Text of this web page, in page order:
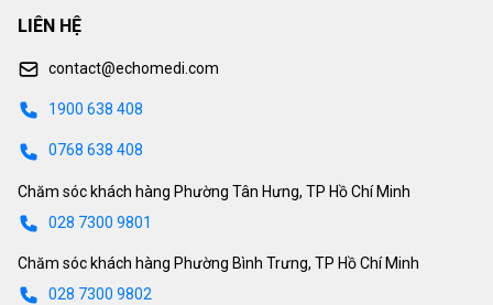
LIÊN HỆ
contact@echomedi.com
1900 638 408
0768 638 408
Chăm sóc khách hàng Phường Tân Hưng, TP Hồ Chí Minh
028 7300 9801
Chăm sóc khách hàng Phường Bình Trưng, TP Hồ Chí Minh
028 7300 9802